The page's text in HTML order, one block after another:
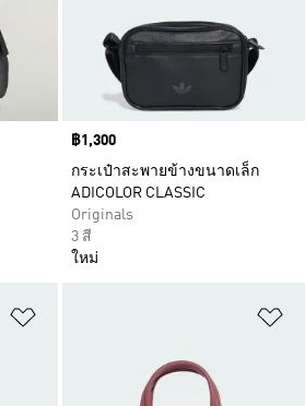
Price
฿1,300
กระเป๋าสะพายข้างขนาดเล็ก
ADICOLOR CLASSIC
Originals
3 สี
ใหม่